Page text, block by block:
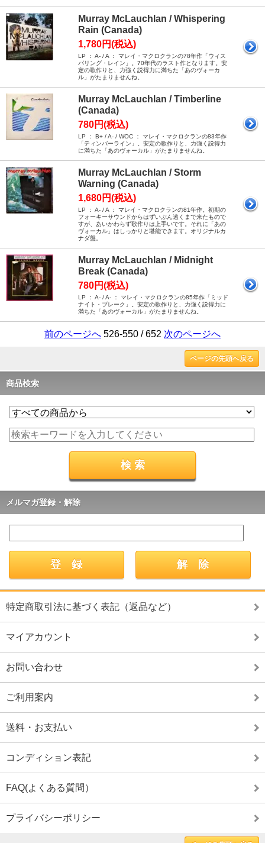
Murray McLauchlan / Whispering
Rain (Canada)
1,780円(税込)
LP ： A- / A ： マレイ・マクロクランの78年作「ウィス
パリング・レイン」。70年代のラスト作となります。安
定の歌作りと、力強く説得力に満ちた「あのヴォーカ
ル」がたまりませんね。
Murray McLauchlan / Timberline
(Canada)
780円(税込)
LP ： B+ / A- / WOC ： マレイ・マクロクランの83年作
「ティンバーライン」。安定の歌作りと、力強く説得力
に満ちた「あのヴォーカル」がたまりませんね。
Murray McLauchlan / Storm
Warning (Canada)
1,680円(税込)
LP ： A- / A ： マレイ・マクロクランの81年作。初期の
フォーキーサウンドからはずいぶん遠くまで来たもので
すが、あいかわらず歌作りは上手いです。それに「あの
ヴォーカル」はしっかりと堪能できます。オリジナルカ
ナダ盤。
Murray McLauchlan / Midnight
Break (Canada)
780円(税込)
LP ： A- / A- ： マレイ・マクロクランの85年作「ミッド
ナイト・ブレーク」。安定の歌作りと、力強く説得力に
満ちた「あのヴォーカル」がたまりませんね。
前のページへ 526-550 / 652 次のページへ
ページの先頭へ戻る
商品検索
メルマガ登録・解除
特定商取引法に基づく表記（返品など）
マイアカウント
お問い合わせ
ご利用案内
送料・お支払い
コンディション表記
FAQ(よくある質問）
プライバシーポリシー